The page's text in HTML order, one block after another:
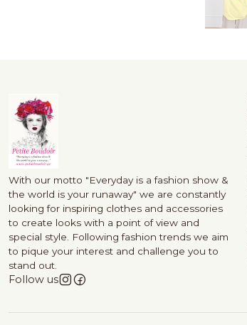
With our motto "Everyday is a fashion show &
the world is your runaway" we are constantly
looking for inspiring clothes and accessories
to create looks with a point of view and
special style. Following fashion trends we aim
to pique your interest and challenge you to
stand out.
Follow us